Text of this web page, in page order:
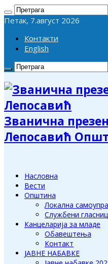
Петак, 7.август 2026
Контакти
English
Званична
Лепосавић
Насловна
Вести
Општина
Локална
Службени
Канцеларија за младе
Обавештења
Контакт
ЈАВНЕ НАБАВКЕ